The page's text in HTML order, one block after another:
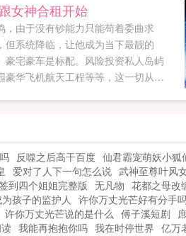
我才有远不止三分钟的热度。所以之
们列举的那些都只是您三分钟...
女神合租开始
，由于没有钞能力只能苟着委曲求
但系统降临，让他成为当下最靓的
豪宅豪车是标配。风险投资私人岛屿
豪华飞机航天工程等等，这一切从跟
反噬之后高干百度 仙君霸宠萌妖小狐
爱对了人下一句怎么说 武神至尊叶风
到四个姐姐完整版 无凡物 花都之母改
孩子的监护人 许你万丈光芒好有分手
许你万丈光芒说的是什么 傅子溪短剧
我能再抱抱你吗 我在时停世界 亿万